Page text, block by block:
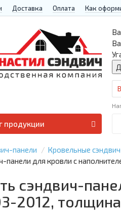
Доставка Оплата Как
продукции
панели Кровельные
панели для кровли с
сэндвич-
2012,